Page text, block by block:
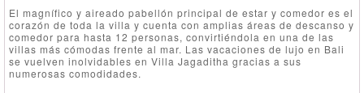
El magnífico y aireado pabellón principal de estar y comedor es el
corazón de toda la villa y cuenta con amplias áreas de descanso y
comedor para hasta 12 personas, convirtiéndola en una de las
villas más cómodas frente al mar. Las vacaciones de lujo en Bali
se vuelven inolvidables en Villa Jagaditha gracias a sus
numerosas comodidades.